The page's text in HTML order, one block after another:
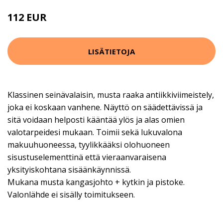
112 EUR
LISÄTIETOJA
Klassinen seinävalaisin, musta raaka antiikkiviimeistely,
joka ei koskaan vanhene. Näyttö on säädettävissä ja
sitä voidaan helposti kääntää ylös ja alas omien
valotarpeidesi mukaan. Toimii sekä lukuvalona
makuuhuoneessa, tyylikkääksi olohuoneen
sisustuselementtinä että vieraanvaraisena
yksityiskohtana sisäänkäynnissä.
Mukana musta kangasjohto + kytkin ja pistoke.
Valonlähde ei sisälly toimitukseen.